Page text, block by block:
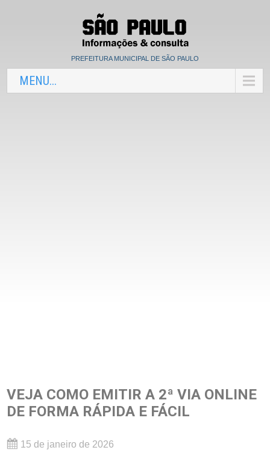
PREFEITURA MUNICIPAL DE SÃO PAULO
MENU...
VEJA COMO EMITIR A 2ª VIA ONLINE
DE FORMA RÁPIDA E FÁCIL
15 de janeiro de 2026